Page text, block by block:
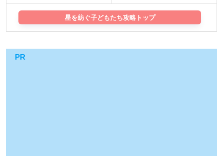
星を紡ぐ子どもたち攻略トップ
PR